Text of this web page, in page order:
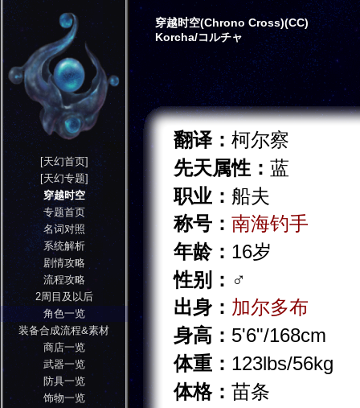
穿越时空(Chrono Cross)(CC)
Korcha/コルチャ
翻译： 柯尔察
先天属性： 蓝
职业： 船夫
称号： 南海钓手
年龄： 16岁
性别： ♂
出身： 加尔多布
身高： 5'6"/168cm
体重： 123lbs/56kg
体格： 苗条
[天幻首页]
[天幻专题]
穿越时空
专题首页
名词对照
系统解析
剧情攻略
流程攻略
2周目及以后
角色一览
装备合成流程&素材
商店一览
武器一览
防具一览
饰物一览